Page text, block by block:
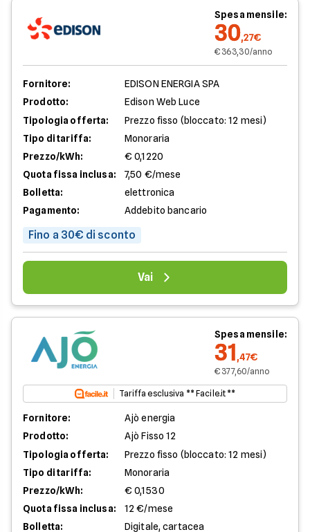
Spesa mensile:
30,27€
€ 363,30/anno
Fornitore:
EDISON ENERGIA SPA
Prodotto:
Edison Web Luce
Tipologia offerta:
Prezzo fisso (bloccato: 12 mesi)
Tipo di tariffa:
Monoraria
Prezzo/kWh:
€ 0,1220
Quota fissa inclusa:
7,50 €/mese
Bolletta:
elettronica
Pagamento:
Addebito bancario
Fino a 30€ di sconto
Vai
Spesa mensile:
31,47€
€ 377,60/anno
Tariffa esclusiva ** Facile.it **
Fornitore:
Ajò energia
Prodotto:
Ajò Fisso 12
Tipologia offerta:
Prezzo fisso (bloccato: 12 mesi)
Tipo di tariffa:
Monoraria
Prezzo/kWh:
€ 0,1530
Quota fissa inclusa:
12 €/mese
Bolletta:
Digitale, cartacea